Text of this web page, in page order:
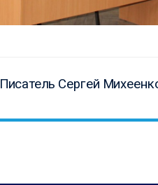
запись:
Писатель Сергей